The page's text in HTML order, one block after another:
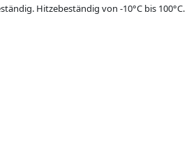
Hitzebeständig von -10°C bis 100°C.